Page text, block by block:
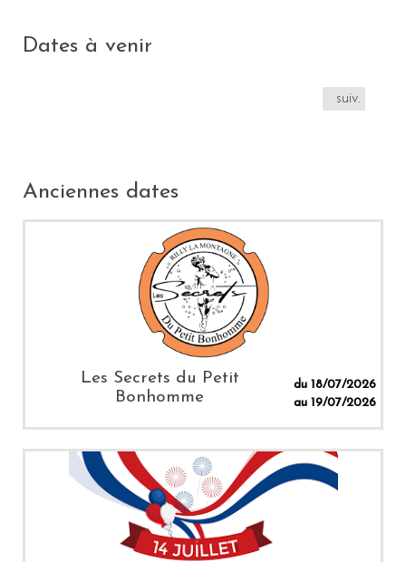
Dates à venir
suiv.
Anciennes dates
Les Secrets du Petit
Bonhomme
du 18/07/2026
au 19/07/2026